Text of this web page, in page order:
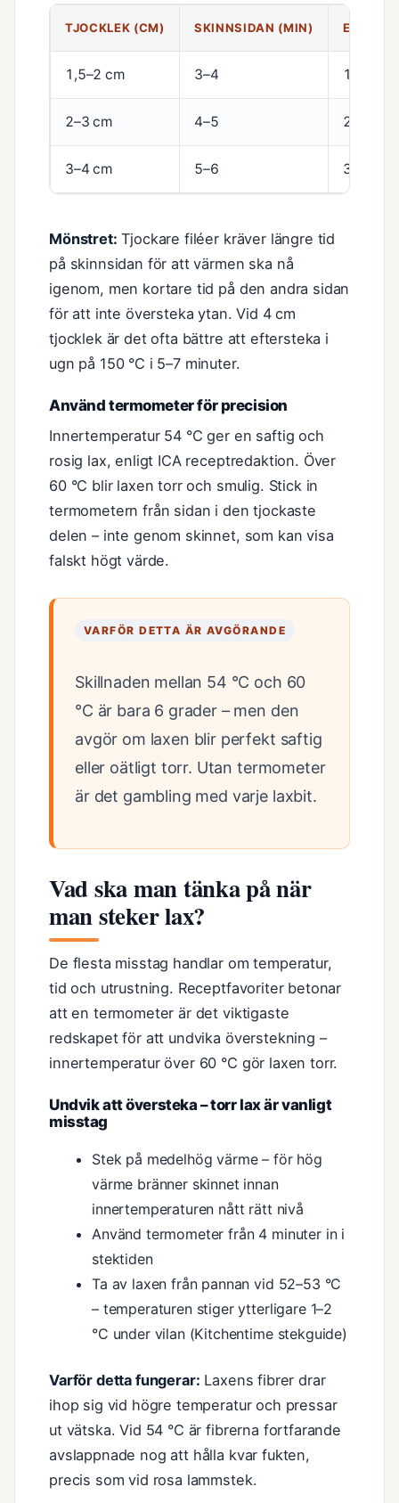
TJOCKLEK (CM) SKINNSIDAN (MIN) EFTER
1,5–2 cm 3–4 1,5–2
2–3 cm 4–5 2–3
3–4 cm 5–6 3–4
Mönstret: Tjockare filéer kräver längre tid
på skinnsidan för att värmen ska nå
igenom, men kortare tid på den andra sidan
för att inte översteka ytan. Vid 4 cm
tjocklek är det ofta bättre att eftersteka i
ugn på 150 °C i 5–7 minuter.
Använd termometer för precision
Innertemperatur 54 °C ger en saftig och
rosig lax, enligt ICA receptredaktion. Över
60 °C blir laxen torr och smulig. Stick in
termometern från sidan i den tjockaste
delen – inte genom skinnet, som kan visa
falskt högt värde.
VARFÖR DETTA ÄR AVGÖRANDE
Skillnaden mellan 54 °C och 60
°C är bara 6 grader – men den
avgör om laxen blir perfekt saftig
eller oätligt torr. Utan termometer
är det gambling med varje laxbit.
Vad ska man tänka på när
man steker lax?
De flesta misstag handlar om temperatur,
tid och utrustning. Receptfavoriter betonar
att en termometer är det viktigaste
redskapet för att undvika överstekning –
innertemperatur över 60 °C gör laxen torr.
Undvik att översteka – torr lax är vanligt
misstag
Stek på medelhög värme – för hög
värme bränner skinnet innan
innertemperaturen nått rätt nivå
Använd termometer från 4 minuter in i
stektiden
Ta av laxen från pannan vid 52–53 °C
– temperaturen stiger ytterligare 1–2
°C under vilan (Kitchentime stekguide)
Varför detta fungerar: Laxens fibrer drar
ihop sig vid högre temperatur och pressar
ut vätska. Vid 54 °C är fibrerna fortfarande
avslappnade nog att hålla kvar fukten,
precis som vid rosa lammstek.